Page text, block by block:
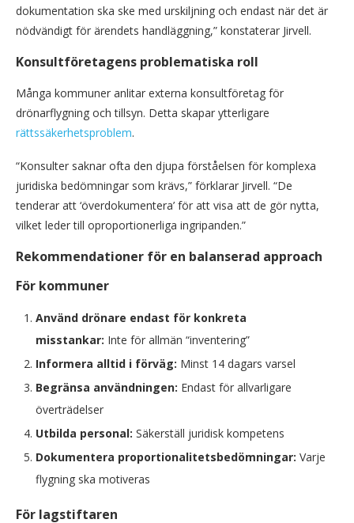
dokumentation ska ske med urskiljning och endast när det är
nödvändigt för ärendets handläggning,” konstaterar Jirvell.
Konsultföretagens problematiska roll
Många kommuner anlitar externa konsultföretag för
drönarflygning och tillsyn. Detta skapar ytterligare
rättssäkerhetsproblem.
“Konsulter saknar ofta den djupa förståelsen för komplexa
juridiska bedömningar som krävs,” förklarar Jirvell. “De
tenderar att ‘överdokumentera’ för att visa att de gör nytta,
vilket leder till oproportionerliga ingripanden.”
Rekommendationer för en balanserad approach
För kommuner
Använd drönare endast för konkreta
misstankar: Inte för allmän “inventering”
Informera alltid i förväg: Minst 14 dagars varsel
Begränsa användningen: Endast för allvarligare
överträdelser
Utbilda personal: Säkerställ juridisk kompetens
Dokumentera proportionalitetsbedömningar: Varje
flygning ska motiveras
För lagstiftaren